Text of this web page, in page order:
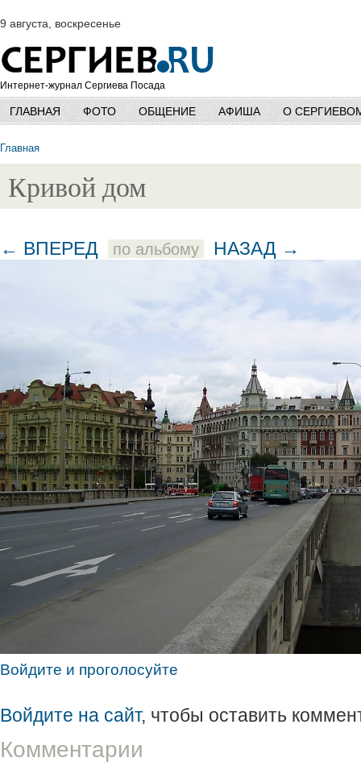
9 августа, воскресенье
Интернет-журнал Сергиева Посада
ГЛАВНАЯ ФОТО ОБЩЕНИЕ АФИША О
Главная
Кривой дом
← ВПЕРЕД по альбому НАЗАД →
Войдите и проголосуйте
Войдите на сайт, чтобы оставить
Комментарии